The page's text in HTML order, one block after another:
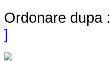
Ordonare dupa :
]